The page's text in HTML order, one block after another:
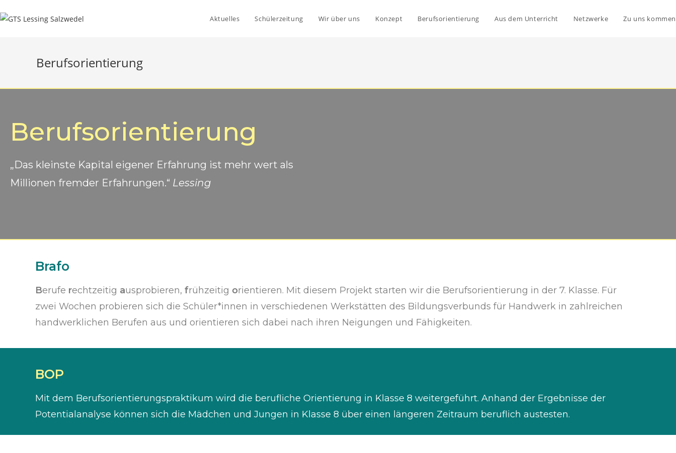
Aktuelles Schülerzeitung Wir über uns Konzept Berufsorientierung Aus dem Unterricht Netzwerke Zu uns kommen
Berufsorientierung
Berufsorientierung
„Das kleinste Kapital eigener Erfahrung ist mehr wert als
Millionen fremder Erfahrungen.“ Lessing
Brafo
Berufe rechtzeitig ausprobieren, frühzeitig orientieren. Mit diesem Projekt starten wir die Berufsorientierung in der 7. Klasse. Für
zwei Wochen probieren sich die Schüler*innen in verschiedenen Werkstätten des Bildungsverbunds für Handwerk in zahlreichen
handwerklichen Berufen aus und orientieren sich dabei nach ihren Neigungen und Fähigkeiten.
BOP
Mit dem Berufsorientierungspraktikum wird die berufliche Orientierung in Klasse 8 weitergeführt. Anhand der Ergebnisse der
Potentialanalyse können sich die Mädchen und Jungen in Klasse 8 über einen längeren Zeitraum beruflich austesten.